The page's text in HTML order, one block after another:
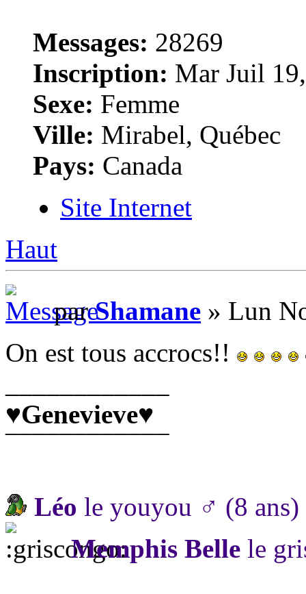
Messages: 28269
Inscription: Mar Juil
Sexe: Femme
Ville: Mirabel, Québec
Pays: Canada
Site Internet
Haut
parShamane » Lun
On est tous accrocs!!
♥Genevieve♥
¯¯¯¯¯¯¯¯¯¯¯¯
Léo le youyou ♂ (8 ans)
Memphis Belle le